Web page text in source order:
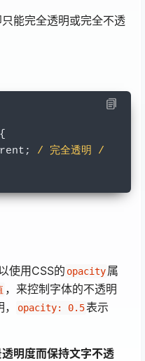
能完全透明或完全不透
{
;
/ 完全透明 /
使用CSS的 opacity属
，来控制字体的不透明
opacity: 0.5表示
明度而保持文字不透